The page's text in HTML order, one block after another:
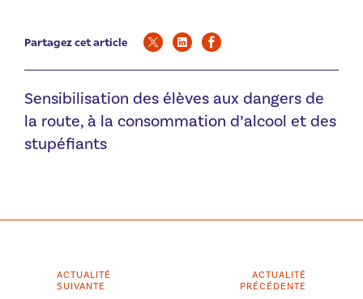
Partagez cet article
Sensibilisation des élèves aux dangers de
la route, à la consommation d’alcool et des
stupéfiants
ACTUALITÉ
SUIVANTE
ACTUALITÉ
PRÉCÉDENTE